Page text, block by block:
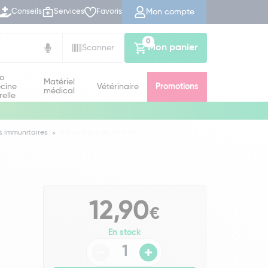
Conseils Services Favoris Mon compte
Scanner Mon panier
0
Matériel
médical
Vétérinaire Promotions
immunitaires
12,90€
En stock